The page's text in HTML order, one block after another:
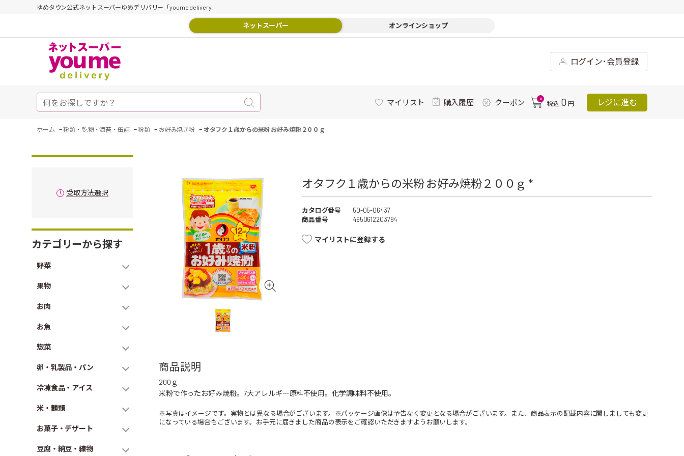
ゆめタウン公式ネットスーパーゆめデリバリー「youme delivery」
ネットスーパー オンラインショップ
ログイン･会員登録
マイリスト 購入履歴 クーポン 0
税込 0 円 レジに進む
ホーム -粉類・乾物・海苔・缶詰 -粉類 - お好み焼き粉 - オタフク１歳からの米粉 お好み焼粉２００ｇ
受取方法選択
カテゴリーから探す
野菜
果物
お肉
お魚
惣菜
卵・乳製品・パン
冷凍食品・アイス
米・麺類
お菓子・デザート
豆腐・納豆・練物
オタフク１歳からの米粉 お好み焼粉２００ｇ *
カタログ番号
50-05-06437
商品番号
4950612203794
マイリストに登録する
商品説明
200ｇ
米粉で作ったお好み焼粉。7大アレルギー原料不使用。化学調味料不使用。
※写真はイメージです。実物とは異なる場合がございます。※パッケージ画像は予告なく変更となる場合がございます。また、商品表示の記載内容に関しましても変更
になっている場合もございます。お手元に届きました商品の表示をご確認いただきますようお願いします。